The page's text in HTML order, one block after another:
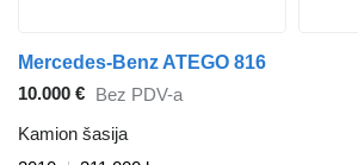
Mercedes-Benz ATEGO 816
10.000 € Bez PDV-a
Kamion šasija